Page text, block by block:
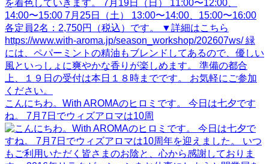
こんにちわ。With AROMAのヒロミです。 今日は七夕です
ね。 7月7日でウィズアロマは10周